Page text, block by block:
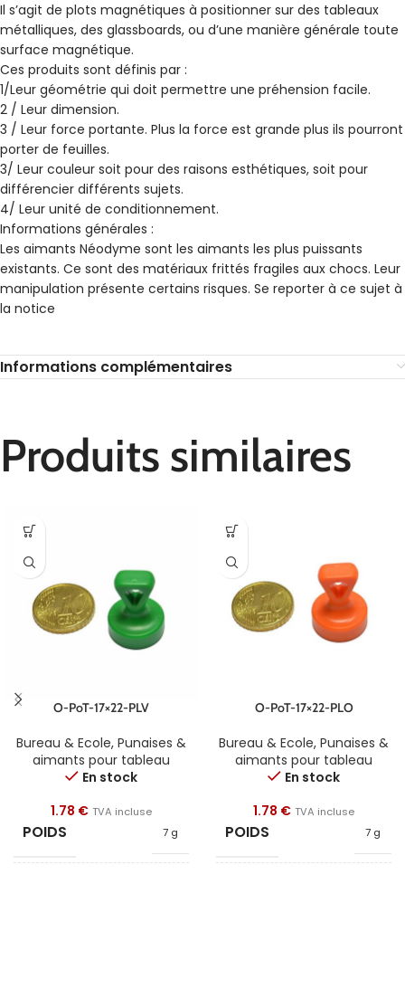
Il s’agit de plots magnétiques à positionner sur des tableaux
métalliques, des glassboards, ou d’une manière générale toute
surface magnétique.
Ces produits sont définis par :
1/Leur géométrie qui doit permettre une préhension facile.
2 / Leur dimension.
3 / Leur force portante. Plus la force est grande plus ils pourront
porter de feuilles.
3/ Leur couleur soit pour des raisons esthétiques, soit pour
différencier différents sujets.
4/ Leur unité de conditionnement.
Informations générales :
Les aimants Néodyme sont les aimants les plus puissants
existants. Ce sont des matériaux frittés fragiles aux chocs. Leur
manipulation présente certains risques. Se reporter à ce sujet à
la notice
Informations complémentaires
Produits similaires
O-PoT-17×22-PLV
Bureau & Ecole, Punaises &
aimants pour tableau
En stock
1.78 € TVA incluse
POIDS 7 g
O-PoT-17×22-PLO
Bureau & Ecole, Punaises &
aimants pour tableau
En stock
1.78 € TVA incluse
POIDS 7 g